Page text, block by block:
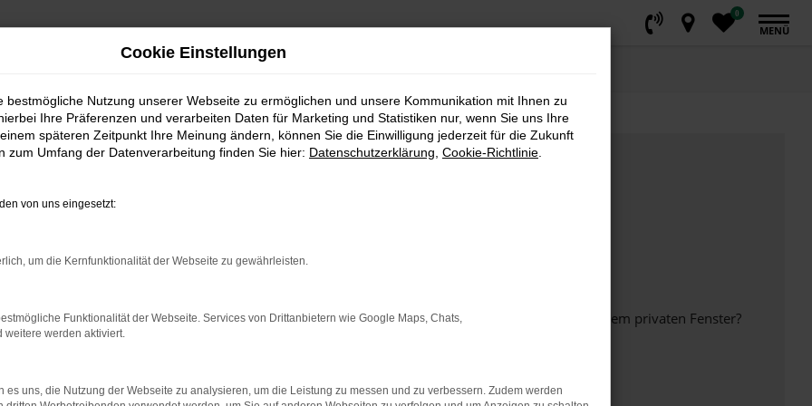
0
MENÜ
bestimmter Seiten verhindern. Funktioniert die Seite in einem anderen Browser oder in einem privaten Fenster?
beheben.
auf dem neuesten Stand sind.
Cookie Einstellungen
bestmögliche Nutzung unserer Webseite zu ermöglichen und unsere Kommunikation mit Ihnen zu
Ihre Präferenzen und verarbeiten Daten für Marketing und Statistiken nur, wenn Sie uns Ihre
späteren Zeitpunkt Ihre Meinung ändern, können Sie die Einwilligung jederzeit für die Zukunft
zum Umfang der Datenverarbeitung finden Sie hier: Datenschutzerklärung Cookie-Richtlinie
von uns eingesetzt:
um die Kernfunktionalität der Webseite zu gewährleisten.
Funktionalität der Webseite. Services von Drittanbietern wie Google Maps, Chats,
weitere werden aktiviert.
es uns, die Nutzung der Webseite zu analysieren, um die Leistung zu messen und zu verbessern. Zudem werden